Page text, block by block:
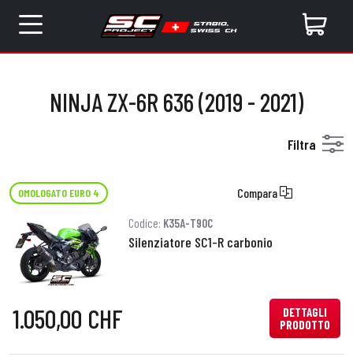
NINJA ZX-6R 636 (2019 - 2021)
Filtra
OMOLOGATO EURO 4 Compara
Codice: K35A-T90C
Silenziatore SC1-R carbonio
1.050,00 CHF
DETTAGLI
PRODOTTO